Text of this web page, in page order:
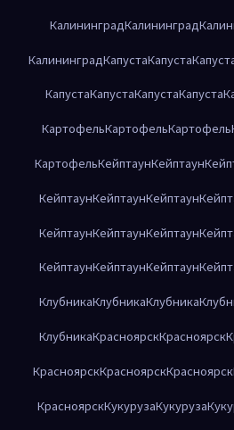
КалининградКалининград
КалининградКапустаКапуста
КапустаКапустаКапустаКапуста
КартофельКартофельКартофель
КартофельКейптаунКейптаун
КейптаунКейптаунКейптаун
КейптаунКейптаунКейптаун
КейптаунКейптаунКейптаун
КлубникаКлубникаКлубника
КлубникаКрасноярскКрасноярск
КрасноярскКрасноярскКрасноярск
КрасноярскКукурузаКукуруза